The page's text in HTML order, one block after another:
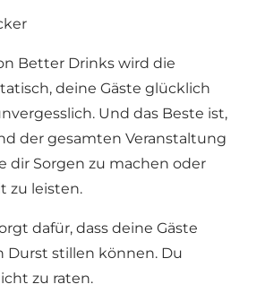
Better Drinks wird die
deine Gäste glücklich
Und das Beste ist,
der gesamten Veranstaltung
dir Sorgen zu machen oder
zu leisten.
dafür, dass deine Gäste
Durst stillen können. Du
zu raten.